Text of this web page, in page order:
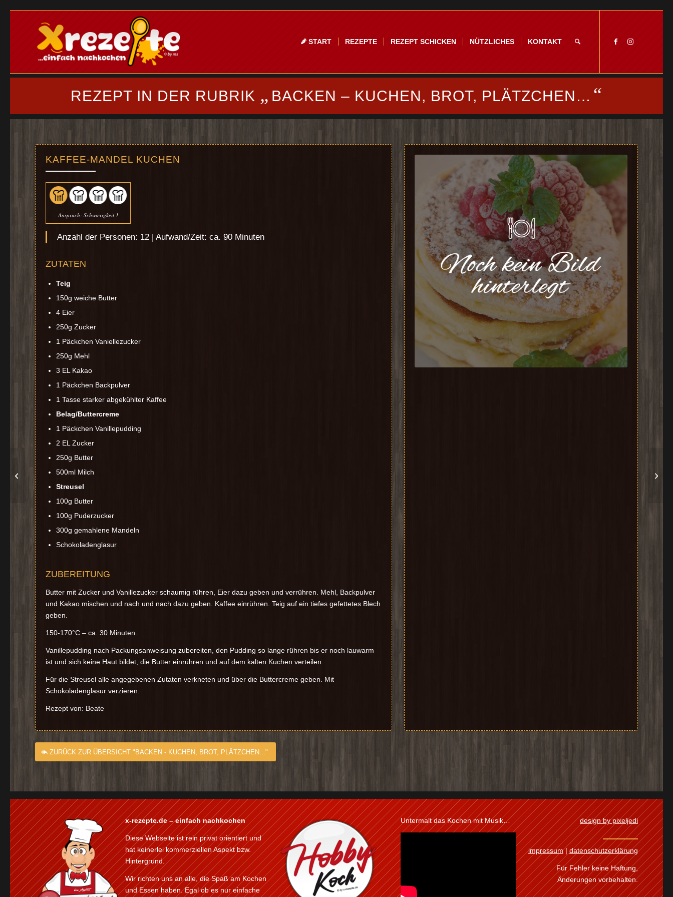
START REZEPTE REZEPT SCHICKEN NÜTZLICHES KONTAKT
REZEPT IN DER RUBRIK „ BACKEN – KUCHEN, BROT, PLÄTZCHEN… “
KAFFEE-MANDEL KUCHEN
Anspruch: Schwierigkeit 1
Anzahl der Personen: 12 | Aufwand/Zeit: ca. 90 Minuten
ZUTATEN
Teig
150g weiche Butter
4 Eier
250g Zucker
1 Päckchen Vaniellezucker
250g Mehl
3 EL Kakao
1 Päckchen Backpulver
1 Tasse starker abgekühlter Kaffee
Belag/Buttercreme
1 Päckchen Vanillepudding
2 EL Zucker
250g Butter
500ml Milch
Streusel
100g Butter
100g Puderzucker
300g gemahlene Mandeln
Schokoladenglasur
ZUBEREITUNG
Butter mit Zucker und Vanillezucker schaumig rühren, Eier dazu geben und verrühren. Mehl, Backpulver
und Kakao mischen und nach und nach dazu geben. Kaffee einrühren. Teig auf ein tiefes gefettetes Blech
geben.
150-170°C – ca. 30 Minuten.
Vanillepudding nach Packungsanweisung zubereiten, den Pudding so lange rühren bis er noch lauwarm
ist und sich keine Haut bildet, die Butter einrühren und auf dem kalten Kuchen verteilen.
Für die Streusel alle angegebenen Zutaten verkneten und über die Buttercreme geben. Mit
Schokoladenglasur verzieren.
Rezept von: Beate
ZURÜCK ZUR ÜBERSICHT "BACKEN - KUCHEN, BROT, PLÄTZCHEN..."
x-rezepte.de – einfach nachkochen
Diese Webseite ist rein privat orientiert und
hat keinerlei kommerziellen Aspekt bzw.
Hintergrund.
Wir richten uns an alle, die Spaß am Kochen
und Essen haben. Egal ob es nur einfache
Untermalt das Kochen mit Musik… design by pixeljedi
impressum| datenschutzerklärung
Für Fehler keine Haftung,
Änderungen vorbehalten.
Jaffa-Cake Torte